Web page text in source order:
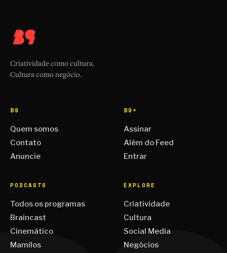
Criatividade como cultura.
Cultura como negócio.
B9
Quem somos
Contato
Anuncie
B9+
Assinar
Além do Feed
Entrar
PODCASTS
Todos os programas
Braincast
Cinemático
Mamilos
EXPLORE
Criatividade
Cultura
Social Media
Negócios